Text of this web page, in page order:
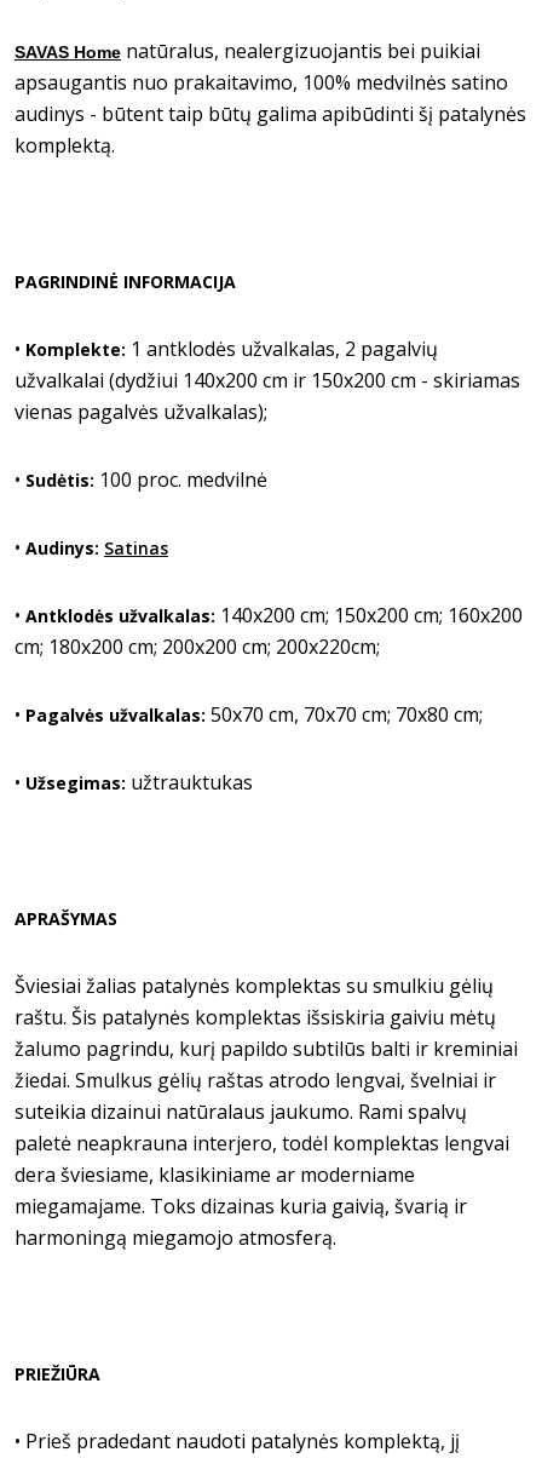
SAVAS Home natūralus, nealergizuojantis bei puikiai
apsaugantis nuo prakaitavimo, 100% medvilnės satino
audinys - būtent taip būtų galima apibūdinti šį patalynės
komplektą.
PAGRINDINĖ INFORMACIJA
• Komplekte: 1 antklodės užvalkalas, 2 pagalvių
užvalkalai (dydžiui 140x200 cm ir 150x200 cm - skiriamas
vienas pagalvės užvalkalas);
• Sudėtis: 100 proc. medvilnė
• Audinys: Satinas
• Antklodės užvalkalas: 140x200 cm; 150x200 cm; 160x200
cm; 180x200 cm; 200x200 cm; 200x220cm;
• Pagalvės užvalkalas: 50x70 cm, 70x70 cm; 70x80 cm;
• Užsegimas: užtrauktukas
APRAŠYMAS
Šviesiai žalias patalynės komplektas su smulkiu gėlių
raštu. Šis patalynės komplektas išsiskiria gaiviu mėtų
žalumo pagrindu, kurį papildo subtilūs balti ir kreminiai
žiedai. Smulkus gėlių raštas atrodo lengvai, švelniai ir
suteikia dizainui natūralaus jaukumo. Rami spalvų
paletė neapkrauna interjero, todėl komplektas lengvai
dera šviesiame, klasikiniame ar moderniame
miegamajame. Toks dizainas kuria gaivią, švarią ir
harmoningą miegamojo atmosferą.
PRIEŽIŪRA
• Prieš pradedant naudoti patalynės komplektą, jį